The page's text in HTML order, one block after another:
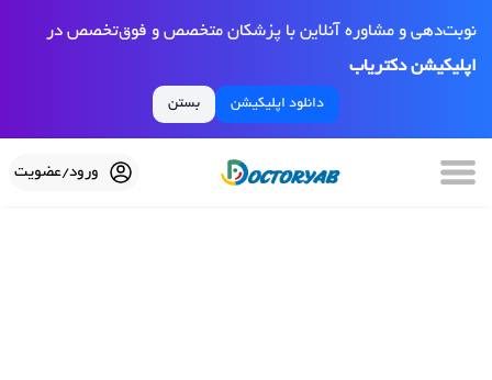
نوبت‌دهی و مشاوره آنلاین با پزشکان متخصص و فوق‌تخصص در
اپلیکیشن دکتریاب
دانلود اپلیکیشن بستن
ورود/عضویت